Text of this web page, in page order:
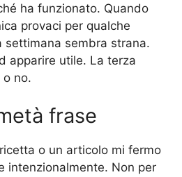
ha funzionato. Quando
provaci per qualche
settimana sembra strana.
apparire utile. La terza
no.
frase
o un articolo mi fermo
intenzionalmente. Non per